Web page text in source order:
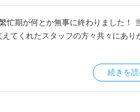
忙期が何とか無事に終わりました！
てくれたスタッフの方々共々にあり
続きを